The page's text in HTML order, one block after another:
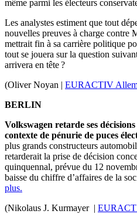
même parmi les électeurs
Les analystes estiment que tout
nouvelles preuves à charge contre
mettrait fin à sa carrière politique
tout se jouera sur la question
arrivera en tête ?
(Oliver Noyan | EURACTIV
BERLIN
Volkswagen retarde ses
contexte de pénurie de puces
plus grands constructeurs
retarderait la prise de décision
quinquennal, prévue du 12
baisse du chiffre d’affaires de la
plus.
(Nikolaus J. Kurmayer |